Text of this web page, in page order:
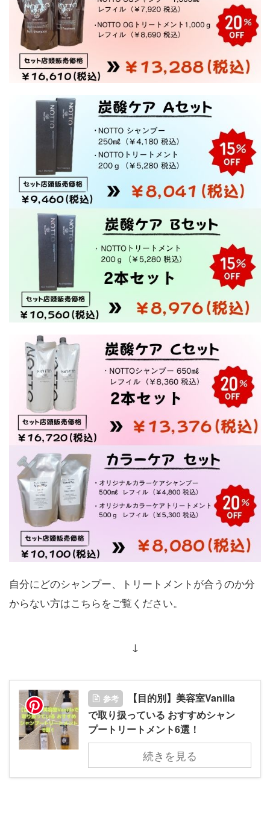
自分にどのシャンプー、トリートメントが合うのか分
からない方はこちらをご覧ください。
↓
参考
【目的別】美容室Vanilla
で取り扱っている おすすめシャン
プートリートメント6選！
続きを見る